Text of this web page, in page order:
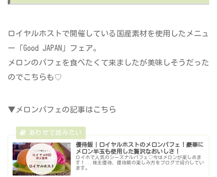
ロイヤルホストで開催している国産素材を使用したメニュ
ー「Good JAPAN」フェア。
メロンのパフェを食べたくて来ましたが美味しそうだった
のでこちらも♡
▼メロンパフェの記事はこちら
優待飯｜ロイヤルホストのメロンパフェ！豪華に
メロン半玉も使用した贅沢なおいしさ！
ロイホで人気のシーズナルパフェ♡今はメロンが楽しめま
す！...株主優待、優待飯の楽しみ方をブログで紹介してい
ます。